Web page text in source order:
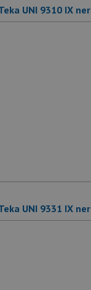
UNI 9310 IX
UNI 9331 IX